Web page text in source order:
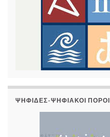
ΨΗΦΊΔΕΣ-ΨΗΦΙΑΚΟΊ ΠΌΡΟΙ